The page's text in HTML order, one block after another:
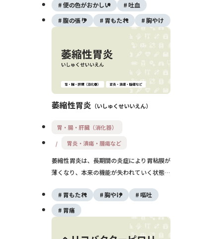
NSAIDsの使用が主な原因で、みぞおちの痛
みや黒色便、吐血などの症状を伴います。再
発しやすい病気ですが、適切な治療と除菌、
生活習慣の改善によってコントロールが可能
です。
便の色がおかしい
吐血
腹の張り
胃もたれ 胸やけ
萎縮性胃炎 いしゅくせいいえん
胃・腸・肝臓（消化器）
胃炎・潰瘍・腫瘍など
萎縮性胃炎は、長期間の炎症により胃粘膜が
薄くなり、本来の機能が失われていく状態で
で、進行すると腸上皮化生を伴い、胃がんの
リスクが高まります。症状がないまま進行す
ることも多いため、内視鏡検査による早期発
見とピロリ菌の除菌、定期的なフォローアッ
胃もたれ 胸やけ
嘔吐
胃痛